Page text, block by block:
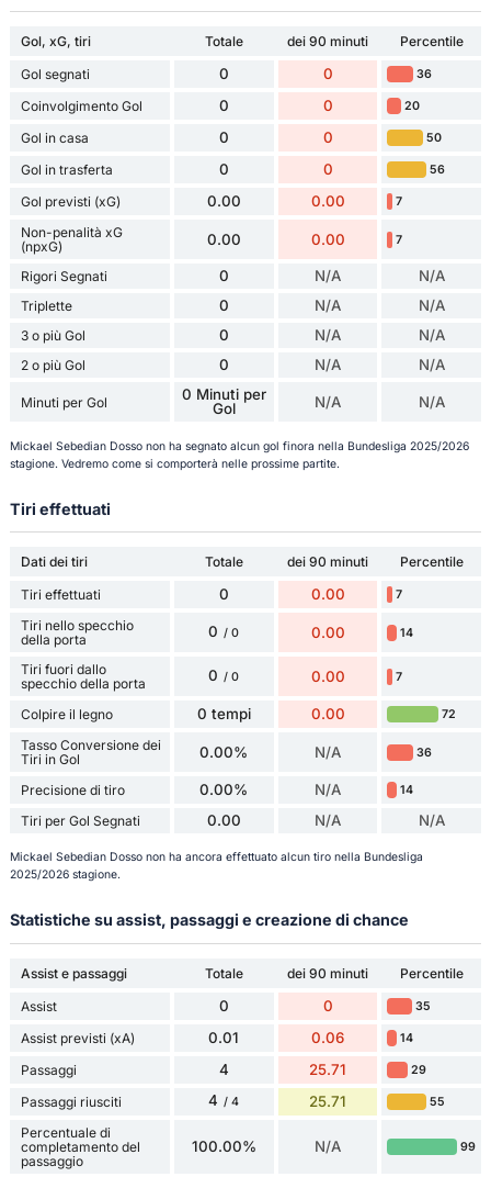
Gol, xG, tiri Totale dei 90 minuti
Percentile
Gol segnati
0 0 36
Coinvolgimento Gol 0 0 20
Gol in casa 0 0 50
Gol in trasferta 0 0 56
Gol previsti (xG) 0.00 0.00 7
Non-penalità xG
(npxG)
0.00 0.00 7
Rigori Segnati 0 N/A N/A
Triplette 0 N/A N/A
3 o più Gol 0 N/A N/A
2 o più Gol 0 N/A N/A
Minuti per Gol
0 Minuti per
Gol
N/A N/A
Mickael Sebedian Dosso non ha segnato alcun gol finora nella Bundesliga 2025/2026
stagione. Vedremo come si comporterà nelle prossime partite.
Tiri effettuati
Dati dei tiri Totale dei 90 minuti
Percentile
Tiri effettuati
0 0.00 7
Tiri nello specchio
della porta
0 / 0 0.00 14
Tiri fuori dallo
specchio della porta
0 / 0 0.00 7
Colpire il legno 0 tempi 0.00 72
Tasso Conversione dei
Tiri in Gol
0.00% N/A 36
Precisione di tiro 0.00% N/A 14
Tiri per Gol Segnati 0.00 N/A N/A
Mickael Sebedian Dosso non ha ancora effettuato alcun tiro nella Bundesliga
2025/2026 stagione.
Statistiche su assist, passaggi e creazione di chance
Assist e passaggi Totale dei 90 minuti
Percentile
Assist
0 0 35
Assist previsti (xA) 0.01 0.06 14
Passaggi 4 25.71 29
Passaggi riusciti 4 / 4 25.71 55
Percentuale di
completamento del
passaggio
100.00% N/A 99